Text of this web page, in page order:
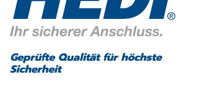
Geprüfte Qualität für höchste
Sicherheit